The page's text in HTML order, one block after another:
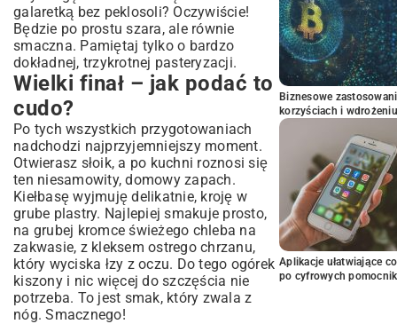
galaretką bez peklosoli? Oczywiście!
Będzie po prostu szara, ale równie
smaczna. Pamiętaj tylko o bardzo
dokładnej, trzykrotnej pasteryzacji.
Wielki finał – jak podać to
cudo?
Po tych wszystkich przygotowaniach
nadchodzi najprzyjemniejszy moment.
Otwierasz słoik, a po kuchni roznosi się
ten niesamowity, domowy zapach.
Kiełbasę wyjmuję delikatnie, kroję w
grube plastry. Najlepiej smakuje prosto,
na grubej kromce świeżego chleba na
zakwasie, z kleksem ostrego chrzanu,
który wyciska łzy z oczu. Do tego ogórek
kiszony i nic więcej do szczęścia nie
potrzeba. To jest smak, który zwala z
nóg. Smacznego!
Biznesowe
korzyściach i wdrożeniu
Aplikacje ułatwiające
po cyfrowych